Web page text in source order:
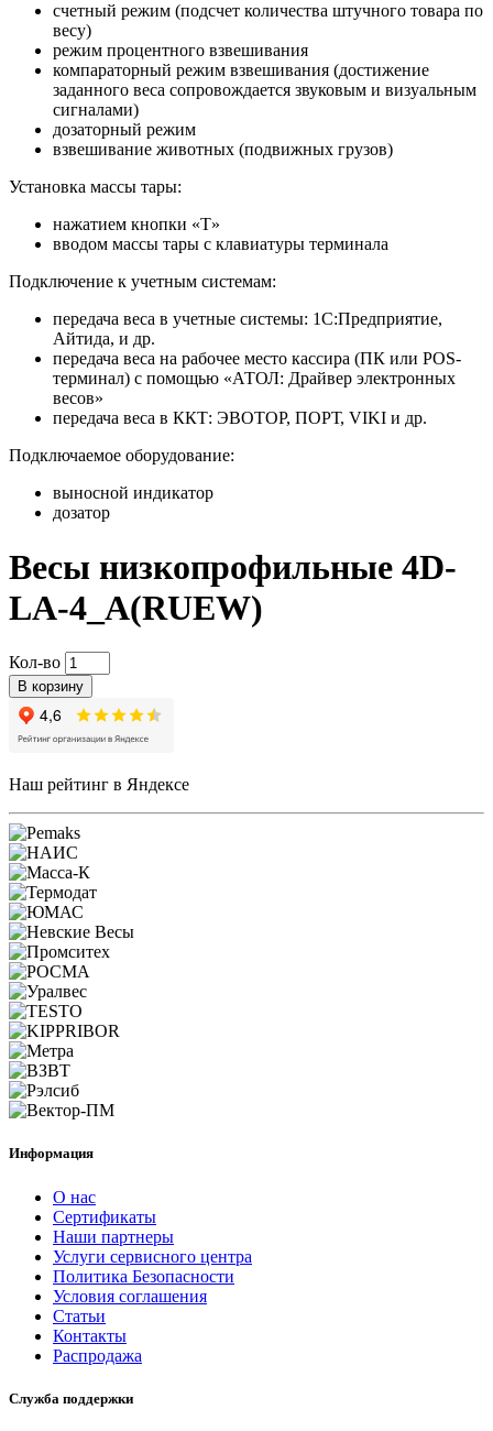
счетный режим (подсчет количества штучного товара по
весу)
режим процентного взвешивания
компараторный режим взвешивания (достижение
заданного веса сопровождается звуковым и визуальным
сигналами)
дозаторный режим
взвешивание животных (подвижных грузов)
Установка массы тары:
нажатием кнопки «T»
вводом массы тары с клавиатуры терминала
Подключение к учетным системам:
передача веса в учетные системы: 1С:Предприятие,
Айтида, и др.
передача веса на рабочее место кассира (ПК или POS-
терминал) с помощью «АТОЛ: Драйвер электронных
весов»
передача веса в ККТ: ЭВОТОР, ПОРТ, VIKI и др.
Подключаемое оборудование:
выносной индикатор
дозатор
Весы низкопрофильные 4D-
LA-4_A(RUEW)
Кол-во
В корзину
Наш рейтинг в Яндексе
Информация
О нас
Сертификаты
Наши партнеры
Услуги сервисного центра
Политика Безопасности
Условия соглашения
Статьи
Контакты
Распродажа
Служба поддержки